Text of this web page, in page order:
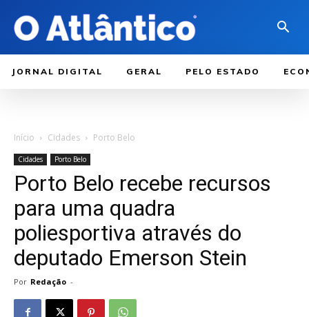
JORNAL DIGITAL GERAL PELO ESTADO
Início Cidades Porto Belo
Cidades Porto Belo
Porto Belo recebe recursos
para uma quadra
poliesportiva através do
deputado Emerson Stein
Por Redação -